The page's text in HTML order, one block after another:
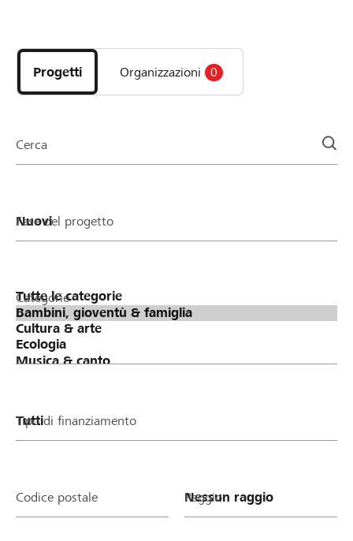
DE FR IT
i
progetti
e
della
Progetti Organizzazioni 0
Cerca
Fase del progetto
Categorie
Tipo di finanziamento
Codice postale Raggio